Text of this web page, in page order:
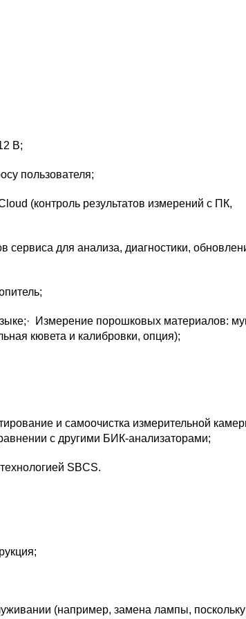
В;
пользователя;
(контроль результатов измерений с ПК,
сервиса для анализа, диагностики,
Измерение порошковых материалов:
кювета и калибровки, опция);
и самоочистка измерительной
с другими БИК-анализаторами;
SBCS.
(например, замена лампы, поскольку